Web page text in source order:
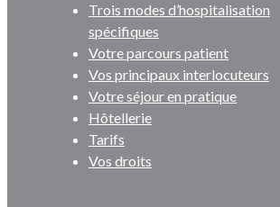
Trois modes d’hospitalisation
spécifiques
Votre parcours patient
Vos principaux interlocuteurs
Votre séjour en pratique
Hôtellerie
Tarifs
Vos droits